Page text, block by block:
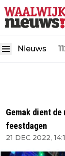
Nieuws
Gemak dient
feestdagen
21 DEC 2022,